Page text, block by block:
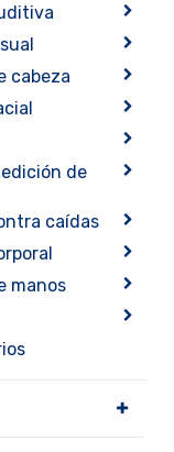
cabeza
de
caídas
manos